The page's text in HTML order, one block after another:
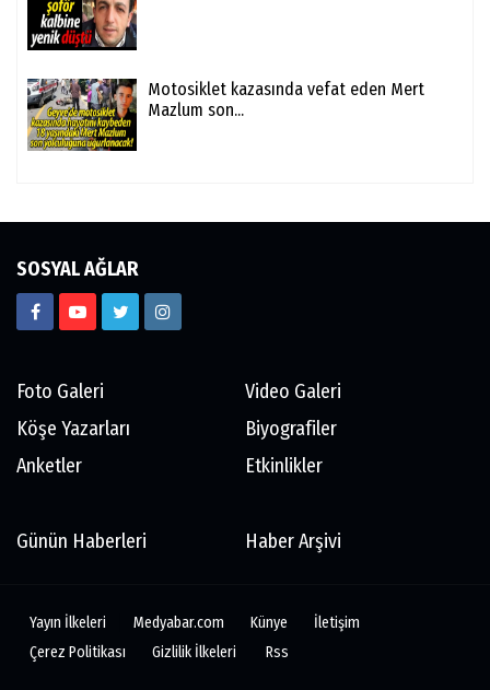
Motosiklet kazasında vefat eden Mert
Mazlum son...
SOSYAL AĞLAR
Foto Galeri
Video Galeri
Köşe Yazarları
Biyografiler
Anketler
Etkinlikler
Günün Haberleri Haber Arşivi
Yayın İlkeleri Medyabar.com Künye
İletişim
Çerez Politikası
Gizlilik İlkeleri Rss